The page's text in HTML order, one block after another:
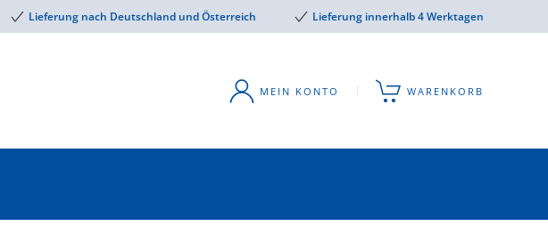
Lieferung nach Deutschland und Österreich Lieferung innerhalb 4 Werktagen
MEIN KONTO WARENKORB